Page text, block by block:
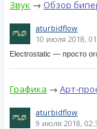
Звук → Обзор
aturbidflow
10 июля 2018,
Electrostatic — просто
Графика → Арт-
aturbidflow
9 июля 2018,